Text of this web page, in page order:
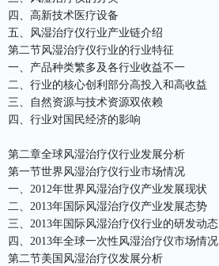
四、高新技术医疗设备
五、风湿治疗仪行业产业链介绍
第二节风湿治疗仪行业的行业特征
一、产品种类繁多及各行业收益不一
二、行业的核心创利部分高投入和高收益
三、自然资源与技术资源双依赖
四、行业对国民经济的影响
第二章全球风湿治疗仪行业发展分析
第一节世界风湿治疗仪行业市场情况
一、2012年世界风湿治疗仪产业发展现状
二、2013年国际风湿治疗仪产业发展态势
三、2013年国际风湿治疗仪行业的研发动态
四、2013年全球一次性风湿治疗仪市场情况
第二节美国风湿治疗仪发展分析